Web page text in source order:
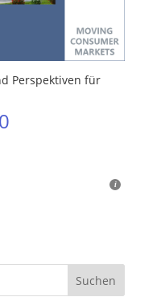
Perspektiven für